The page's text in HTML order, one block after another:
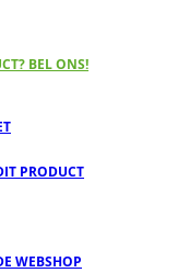
BEL ONS!
PRODUCT
WEBSHOP